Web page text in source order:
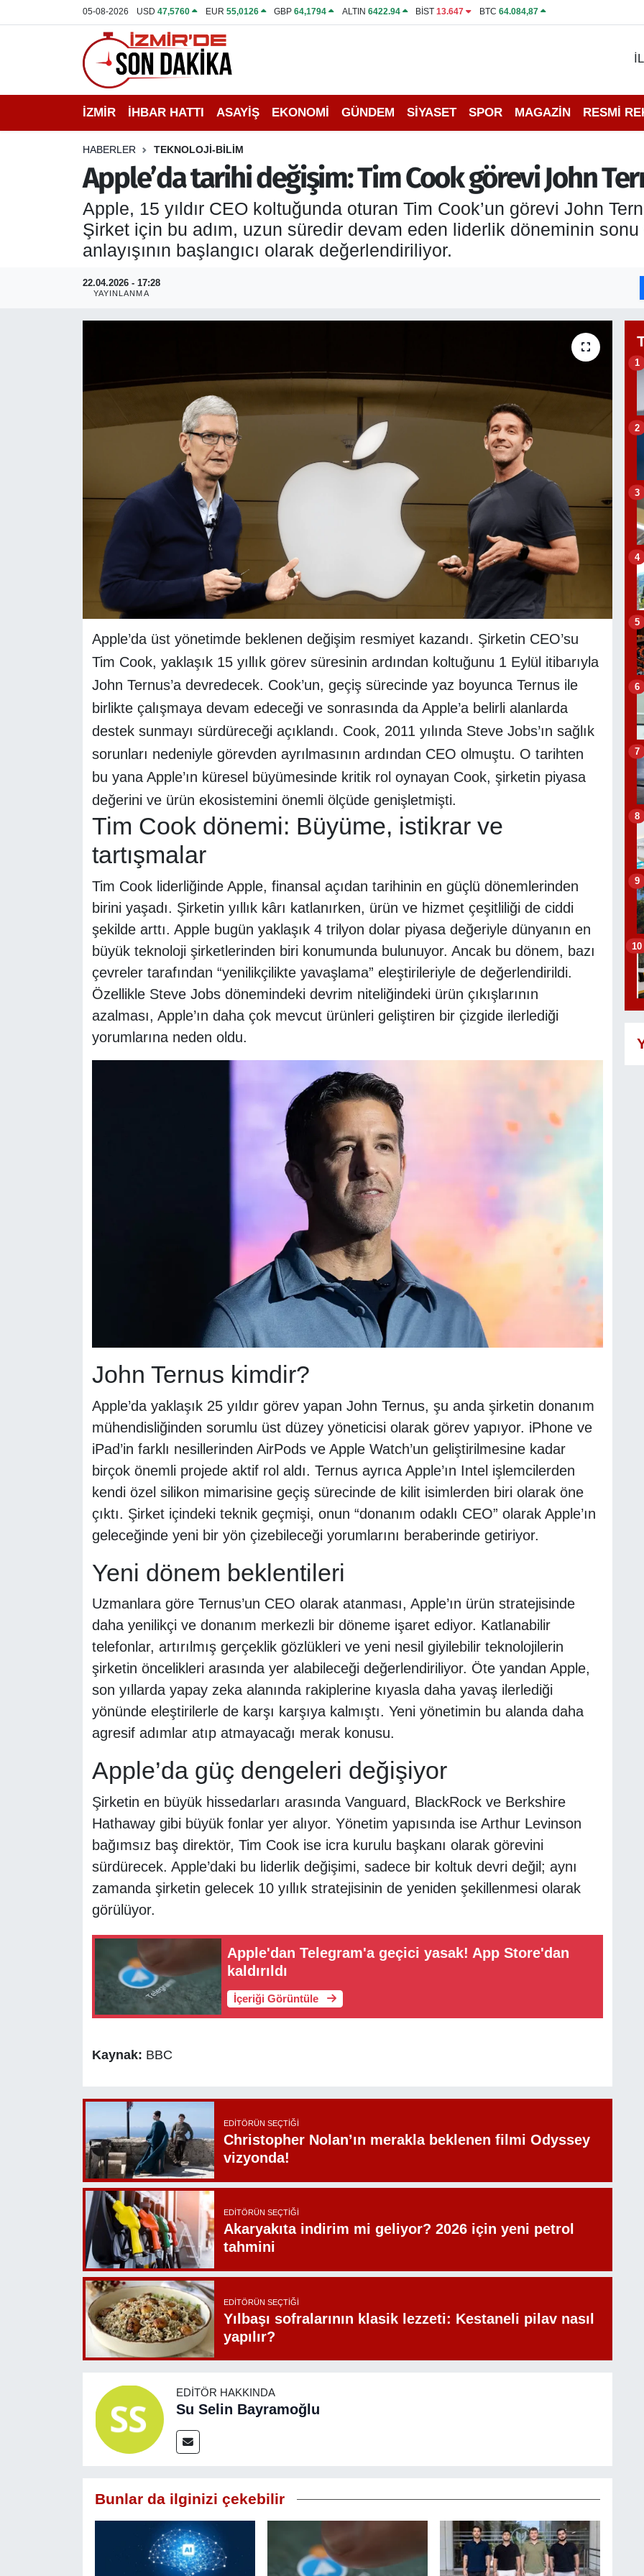
05-08-2026 USD47,5760 EUR 55,0126 GBP64,1794 ALTIN 6422.94 BİST13.647 BTC 64.084,87
İZMİR İHBAR HATTI ASAYİŞ EKONOMİ GÜNDEM SİYASET SPOR MAGAZİN RESMİ
HABERLER TEKNOLOJİ-BİLİM
Apple’da tarihi değişim: Tim Cook görevi John
Apple, 15 yıldır CEO koltuğunda oturan Tim Cook’un görevi John
Şirket için bu adım, uzun süredir devam eden liderlik döneminin
anlayışının başlangıcı olarak değerlendiriliyor.
22.04.2026 - 17:28
YAYINLANMA
Apple’da üst yönetimde beklenen değişim resmiyet kazandı. Şirketin CEO’su
Tim Cook, yaklaşık 15 yıllık görev süresinin ardından koltuğunu 1 Eylül itibarıyla
John Ternus’a devredecek. Cook’un, geçiş sürecinde yaz boyunca Ternus ile
birlikte çalışmaya devam edeceği ve sonrasında da Apple’a belirli alanlarda
destek sunmayı sürdüreceği açıklandı. Cook, 2011 yılında Steve Jobs’ın sağlık
sorunları nedeniyle görevden ayrılmasının ardından CEO olmuştu. O tarihten
bu yana Apple’ın küresel büyümesinde kritik rol oynayan Cook, şirketin piyasa
değerini ve ürün ekosistemini önemli ölçüde genişletmişti.
Tim Cook dönemi: Büyüme, istikrar ve
tartışmalar
Tim Cook liderliğinde Apple, finansal açıdan tarihinin en güçlü dönemlerinden
birini yaşadı. Şirketin yıllık kârı katlanırken, ürün ve hizmet çeşitliliği de ciddi
şekilde arttı. Apple bugün yaklaşık 4 trilyon dolar piyasa değeriyle dünyanın en
büyük teknoloji şirketlerinden biri konumunda bulunuyor. Ancak bu dönem, bazı
çevreler tarafından “yenilikçilikte yavaşlama” eleştirileriyle de değerlendirildi.
Özellikle Steve Jobs dönemindeki devrim niteliğindeki ürün çıkışlarının
azalması, Apple’ın daha çok mevcut ürünleri geliştiren bir çizgide ilerlediği
yorumlarına neden oldu.
John Ternus kimdir?
Apple’da yaklaşık 25 yıldır görev yapan John Ternus, şu anda şirketin donanım
mühendisliğinden sorumlu üst düzey yöneticisi olarak görev yapıyor. iPhone ve
iPad’in farklı nesillerinden AirPods ve Apple Watch’un geliştirilmesine kadar
birçok önemli projede aktif rol aldı. Ternus ayrıca Apple’ın Intel işlemcilerden
kendi özel silikon mimarisine geçiş sürecinde de kilit isimlerden biri olarak öne
çıktı. Şirket içindeki teknik geçmişi, onun “donanım odaklı CEO” olarak Apple’ın
geleceğinde yeni bir yön çizebileceği yorumlarını beraberinde getiriyor.
Yeni dönem beklentileri
Uzmanlara göre Ternus’un CEO olarak atanması, Apple’ın ürün stratejisinde
daha yenilikçi ve donanım merkezli bir döneme işaret ediyor. Katlanabilir
telefonlar, artırılmış gerçeklik gözlükleri ve yeni nesil giyilebilir teknolojilerin
şirketin öncelikleri arasında yer alabileceği değerlendiriliyor. Öte yandan Apple,
son yıllarda yapay zeka alanında rakiplerine kıyasla daha yavaş ilerlediği
yönünde eleştirilerle de karşı karşıya kalmıştı. Yeni yönetimin bu alanda daha
agresif adımlar atıp atmayacağı merak konusu.
Apple’da güç dengeleri değişiyor
Şirketin en büyük hissedarları arasında Vanguard, BlackRock ve Berkshire
Hathaway gibi büyük fonlar yer alıyor. Yönetim yapısında ise Arthur Levinson
bağımsız baş direktör, Tim Cook ise icra kurulu başkanı olarak görevini
sürdürecek. Apple’daki bu liderlik değişimi, sadece bir koltuk devri değil; aynı
zamanda şirketin gelecek 10 yıllık stratejisinin de yeniden şekillenmesi olarak
görülüyor.
Apple'dan Telegram'a geçici yasak! App Store'dan
kaldırıldı
İçeriği Görüntüle
Kaynak: BBC
EDITÖRÜN SEÇTIĞI
Christopher Nolan’ın merakla beklenen filmi Odyssey
vizyonda!
EDITÖRÜN SEÇTIĞI
Akaryakıta indirim mi geliyor? 2026 için yeni petrol
tahmini
EDITÖRÜN SEÇTIĞI
Yılbaşı sofralarının klasik lezzeti: Kestaneli pilav nasıl
yapılır?
EDITÖR HAKKINDA
Su Selin Bayramoğlu
Bunlar da ilginizi çekebilir
1
2
3
4
5
6
7
8
9
10
İHBAR HATTI
DEPREM
EKONOMİ
SİYASET
İzmir Nöbetçi Eczaneler
İzmir Hava Durumu
İzmir Namaz Vakitleri
İzmir Trafik Yoğunluk Haritası
Puan Durumu ve Fikstür
Tüm Manşetler